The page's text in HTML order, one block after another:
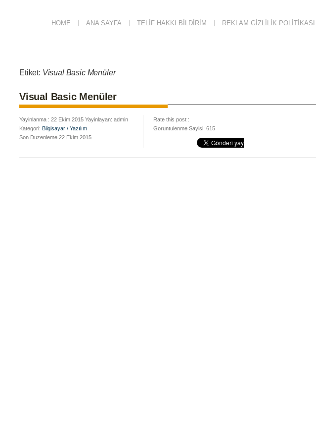
HOME ANA SAYFA TELIF HAKKI BILDIRIM REKLAM GIZLILIK POLITIKASI
Etiket: Visual Basic Menüler
Visual Basic Menüler
Yayinlanma : 22 Ekim 2015 Yayinlayan: admin
Kategori: Bilgisayar / Yazılım
Son Duzenleme 22 Ekim 2015
Rate this post :
Goruntulenme Sayisi: 615